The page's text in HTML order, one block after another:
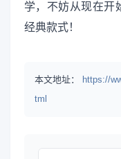
学，不妨从现在开
经典款式！
本文地址：
https://
tml